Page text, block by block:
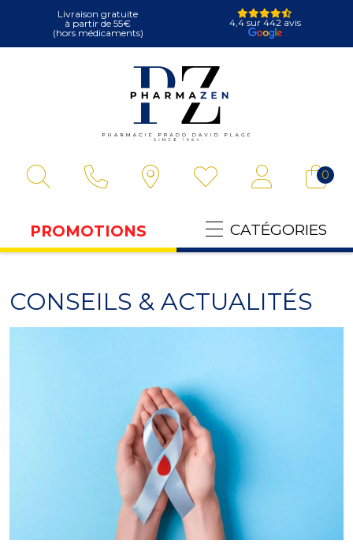
Livraison gratuite
à partir de 55€
(hors médicaments)
4,4 sur 442 avis
0
PROMOTIONS CATÉGORIES
CONSEILS & ACTUALITÉS